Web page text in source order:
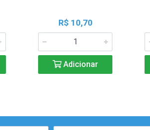
R$ 10,70
Adicionar